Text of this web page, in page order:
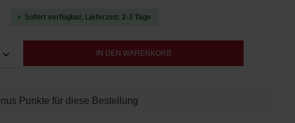
Sofort verfügbar, Lieferzeit: 2-3 Tage
Gib den gewünschten Wert ein oder
IN DEN WARENKORB
Punkte für diese Bestellung